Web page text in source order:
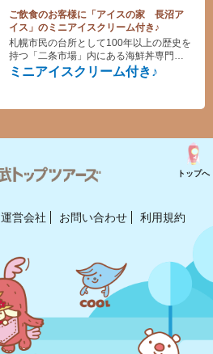
ご飲食のお客様に「アイスの家 長沼ア
イス」のミニアイスクリーム付き♪
ミニアイスクリーム付き♪
札幌市民の台所として100年以上の歴史を
持つ「二条市場」内にある海鮮丼専門店
で、北の海のネタをふんだんに使用した
運営会社 お問い合わせ 利用規約
トップへ